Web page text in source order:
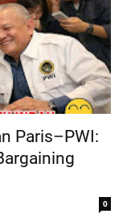
Paris–PWI:
0